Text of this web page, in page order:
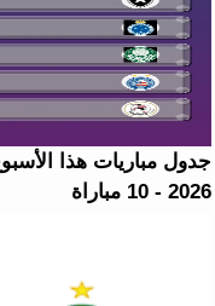
2026 - 10 مباراة